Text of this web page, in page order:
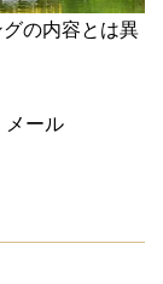
の内容とは異
メール